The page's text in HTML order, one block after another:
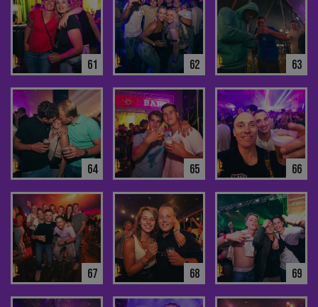
61 62 63
64 65 66
67 68 69